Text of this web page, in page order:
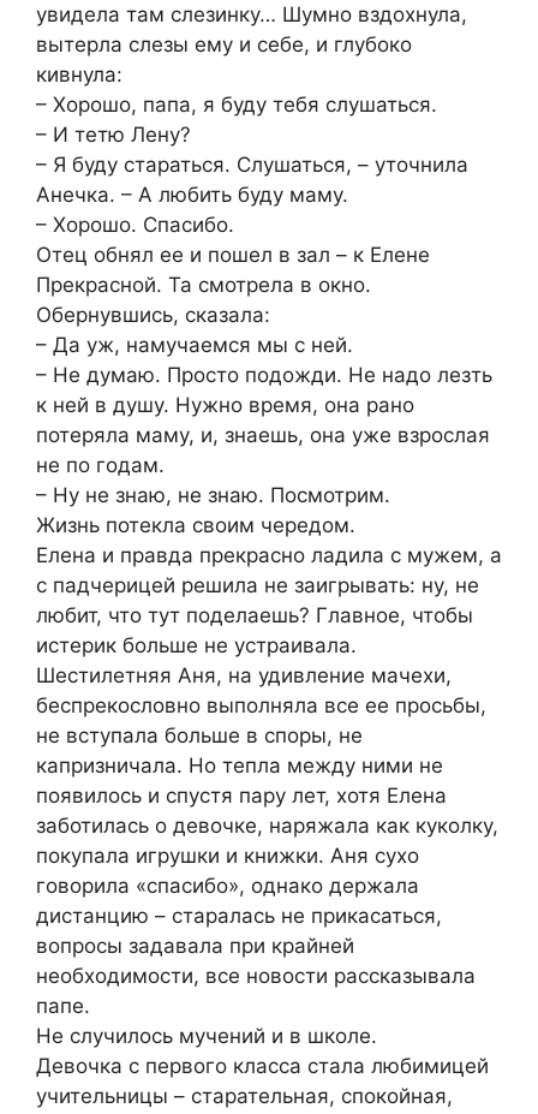
увидела там слезинку… Шумно вздохнула,
вытерла слезы ему и себе, и глубоко
кивнула:
– Хорошо, папа, я буду тебя слушаться.
– И тетю Лену?
– Я буду стараться. Слушаться, – уточнила
Анечка. – А любить буду маму.
– Хорошо. Спасибо.
Отец обнял ее и пошел в зал – к Елене
Прекрасной. Та смотрела в окно.
Обернувшись, сказала:
– Да уж, намучаемся мы с ней.
– Не думаю. Просто подожди. Не надо лезть
к ней в душу. Нужно время, она рано
потеряла маму, и, знаешь, она уже взрослая
не по годам.
– Ну не знаю, не знаю. Посмотрим.
Жизнь потекла своим чередом.
Елена и правда прекрасно ладила с мужем, а
с падчерицей решила не заигрывать: ну, не
любит, что тут поделаешь? Главное, чтобы
истерик больше не устраивала.
Шестилетняя Аня, на удивление мачехи,
беспрекословно выполняла все ее просьбы,
не вступала больше в споры, не
капризничала. Но тепла между ними не
появилось и спустя пару лет, хотя Елена
заботилась о девочке, наряжала как куколку,
покупала игрушки и книжки. Аня сухо
говорила «спасибо», однако держала
дистанцию – старалась не прикасаться,
вопросы задавала при крайней
необходимости, все новости рассказывала
папе.
Не случилось мучений и в школе.
Девочка с первого класса стала любимицей
учительницы – старательная, спокойная,